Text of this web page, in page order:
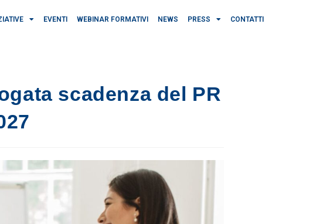
EVENTI WEBINAR FORMATIVI NEWS PRESS CONTATTI
scadenza del PR